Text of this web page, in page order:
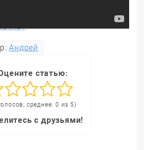
Play
Андрей
статью:
среднее: 0 из 5)
с друзьями!